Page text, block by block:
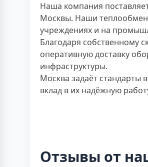
Наша компания
Москвы. Наши
учреждениях и на
Благодаря собственному
оперативную доставку
инфраструктуры.
Москва задаёт
вклад в их надёжную
Отзывы от